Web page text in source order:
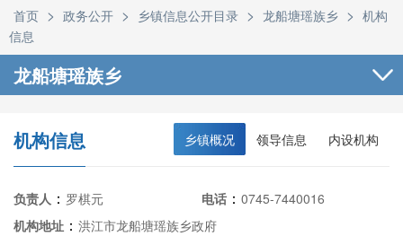
首页 > 政务公开 > 乡镇信息公开目录 > 龙船塘瑶族乡 > 机构
信息
龙船塘瑶族乡
机构信息 乡镇概况 领导信息 内设机构
负责人 ： 罗棋元 电话 ： 0745-7440016
机构地址 ： 洪江市龙船塘瑶族乡政府